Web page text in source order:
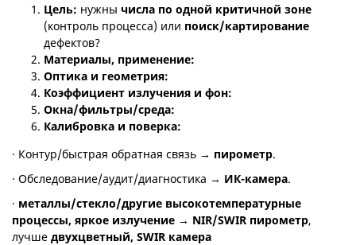
Цель: нужны числа по одной критичной зоне
(контроль процесса) или поиск/картирование
дефектов?
Материалы, применение:
Оптика и геометрия:
Коэффициент излучения и фон:
Окна/фильтры/среда:
Калибровка и поверка:
· Контур/быстрая обратная связь → пирометр.
· Обследование/аудит/диагностика → ИК-камера.
· металлы/стекло/другие высокотемпературные
процессы, яркое излучение → NIR/SWIR пирометр,
лучше двухцветный, SWIR камера